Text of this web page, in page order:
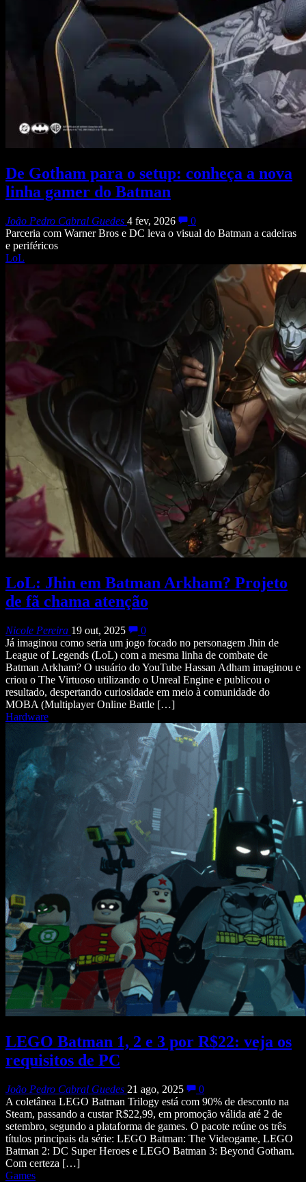
De Gotham para o setup: conheça a nova
linha gamer do Batman
João Pedro Cabral Guedes 4 fev, 2026
0
Parceria com Warner Bros e DC leva o visual do Batman a cadeiras
e periféricos
LoL
LoL: Jhin em Batman Arkham? Projeto
de fã chama atenção
Nicole Pereira 19 out, 2025
0
Já imaginou como seria um jogo focado no personagem Jhin de
League of Legends (LoL) com a mesma linha de combate de
Batman Arkham? O usuário do YouTube Hassan Adham imaginou e
criou o The Virtuoso utilizando o Unreal Engine e publicou o
resultado, despertando curiosidade em meio à comunidade do
MOBA (Multiplayer Online Battle […]
Hardware
LEGO Batman 1, 2 e 3 por R$22: veja os
requisitos de PC
João Pedro Cabral Guedes 21 ago, 2025
0
A coletânea LEGO Batman Trilogy está com 90% de desconto na
Steam, passando a custar R$22,99, em promoção válida até 2 de
setembro, segundo a plataforma de games. O pacote reúne os três
títulos principais da série: LEGO Batman: The Videogame, LEGO
Batman 2: DC Super Heroes e LEGO Batman 3: Beyond Gotham.
Com certeza […]
Games